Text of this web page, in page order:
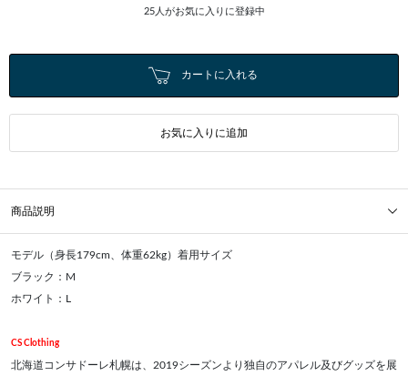
25人がお気に入りに登録中
カートに入れる
お気に入りに追加
商品説明
モデル（身長179cm、体重62kg）着用サイズ
ブラック：M
ホワイト：L
CS Clothing
北海道コンサドーレ札幌は、2019シーズンより独自のアパレル及びグッズを展